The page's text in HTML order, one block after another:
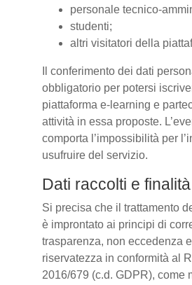
personale tecnico-
studenti;
altri visitatori della
Il conferimento dei dati
obbligatorio per potersi
piattaforma e-learning e
attività in essa proposte.
comporta l’impossibilità per
usufruire del servizio.
Dati raccolti e finalità
Si precisa che il trattamento
è improntato ai principi di
trasparenza, non eccedenza
riservatezza in conformità al
2016/679 (c.d. GDPR), come